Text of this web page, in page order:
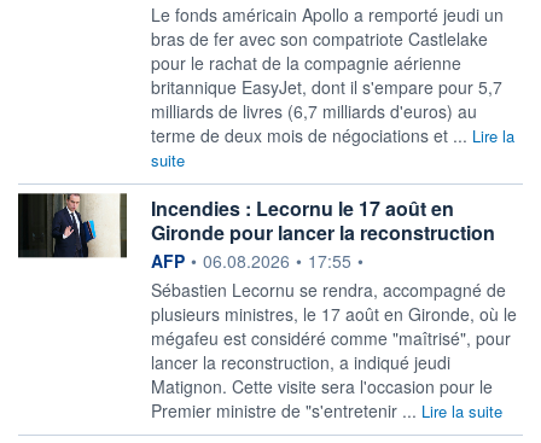
Le fonds américain Apollo a remporté jeudi un
bras de fer avec son compatriote Castlelake
pour le rachat de la compagnie aérienne
britannique EasyJet, dont il s'empare pour 5,7
milliards de livres (6,7 milliards d'euros) au
terme de deux mois de négociations et ... Lire la
suite
Incendies : Lecornu le 17 août en
Gironde pour lancer la reconstruction
information fournie par
AFP • 06.08.2026 • 17:55 •
Sébastien Lecornu se rendra, accompagné de
plusieurs ministres, le 17 août en Gironde, où le
mégafeu est considéré comme "maîtrisé", pour
lancer la reconstruction, a indiqué jeudi
Matignon. Cette visite sera l'occasion pour le
Premier ministre de "s'entretenir ... Lire la suite